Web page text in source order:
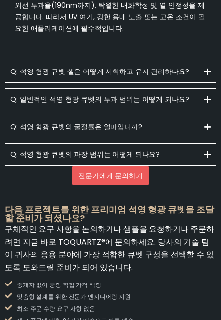
외선 투과율(190nm까지), 탁월한 내화학성 및 열 안정성을 제
공합니다. 따라서 UV 여기, 강한 용매 노출 또는 고온 조건이 필
요한 애플리케이션에 필수적입니다.
Q: 석영 형광 큐벳 셀은 어떻게 세척하고 유지 관리하나요?
Q: 일반적인 석영 형광 큐벳의 투과 범위는 어떻게 되나요?
Q: 석영 형광 큐벳의 굴절률은 얼마입니까?
Q: 석영 형광 큐벳의 파장 범위는 어떻게 되나요?
전문가에게 문의하기
다음 프로젝트를 위한 프리미엄 석영 형광 큐벳을 조달
할 준비가 되셨나요?
구체적인 요구 사항을 논의하거나 샘플을 요청하거나 주문하
려면 지금 바로 TOQUARTZ®에 문의하세요. 당사의 기술 팀
이 귀사의 응용 분야에 가장 적합한 큐벳 구성을 선택할 수 있
도록 도와드릴 준비가 되어 있습니다.
중개자 없이 공장 직접 가격 책정
맞춤형 설계를 위한 전문가 엔지니어링 지원
최소 주문 수량 요구 사항 없음